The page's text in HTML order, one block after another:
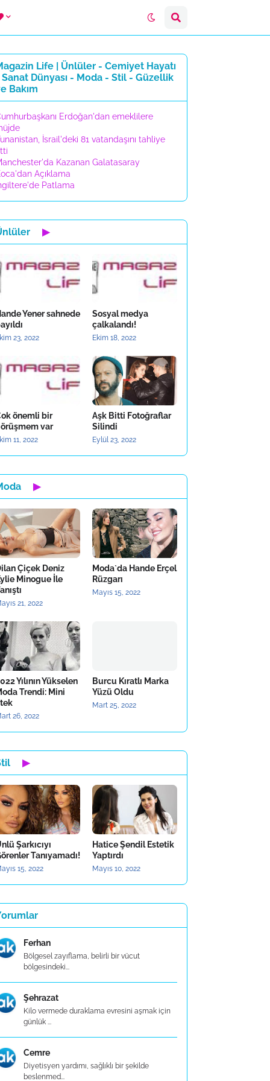
Life | Ünlüler - Cemiyet Hayatı
Dünyası - Moda - Stil - Güzellik
Bakım
Erdoğan'dan emeklilere
İsrail'deki 81 vatandaşını tahliye
Kazanan Galatasaray
Açıklama
Patlama
▶
Yener sahnede
23, 2022
Sosyal medya
çalkalandı!
Ekim 18, 2022
önemli bir
var
11, 2022
Aşk Bitti Fotoğraflar
Silindi
Eylül 23, 2022
▶
Çiçek Deniz
Minogue İle
21, 2022
Moda`da Hande Erçel
Rüzgarı
Mayıs 15, 2022
Yılının Yükselen
Trendi: Mini
26, 2022
Burcu Kıratlı Marka
Yüzü Oldu
Mart 25, 2022
▶
Şarkıcıyı
Tanıyamadı!
15, 2022
Hatice Şendil Estetik
Yaptırdı
Mayıs 10, 2022
Ferhan
Bölgesel zayıflama, belirli bir vücut
bölgesindeki...
Şehrazat
Kilo vermede duraklama evresini aşmak için
günlük ...
Cemre
Diyetisyen yardımı, sağlıklı bir şekilde
beslenmed...